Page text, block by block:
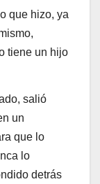
que hizo, ya
tiene un hijo
salió
un
que lo
lo
detrás